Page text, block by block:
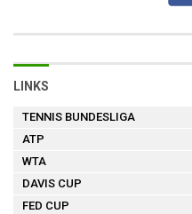
LINKS
TENNIS BUNDESLIGA
ATP
WTA
DAVIS CUP
FED CUP